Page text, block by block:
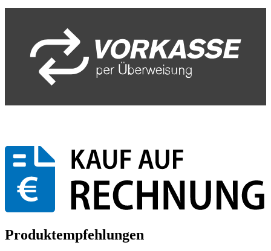
Produktempfehlungen